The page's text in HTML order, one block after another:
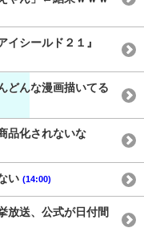
イシールド２１』
どんな漫画描いてる
品化されないな
い (14:00)
放送、公式が日付間